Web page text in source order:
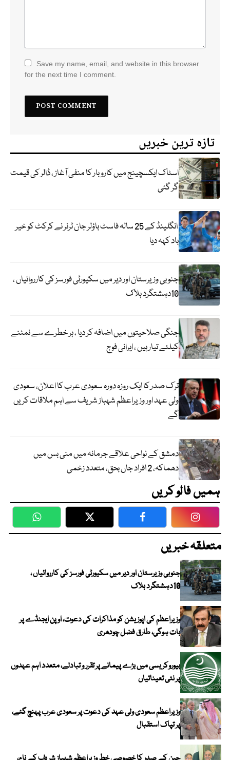
Save my name, email, and website in this browser
for the next time I comment.
تازہ ترین خبریں
اسٹاک ایکسچینج میں کاروبار کا منفی آغاز ، ڈالر کی قیمت
گر گئی
انگلینڈ کے 25 سالہ فاسٹ باؤلر جان ٹرنر نے کرکٹ کو خیر
باد کہہ دیا
جنوبی وزیرستان اور دیر میں سکیورٹی فورسز کی کارروائیاں ،
10دہشتگرد ہلاک
جنگی صلاحیتوں میں اضافہ کر دیا ، ہر خطرے سے نمٹنے
کیلئے تیار ہیں ، ایرانی فوج
ترک صدر کا ایک روزہ دورہ سعودی عرب کا اعلان، سعودی
ولی عہد اور وزیراعظم شہباز شریف سے اہم ملاقات کریں
گے
دمشق کے نواحی علاقے جرمانہ میں منی بس میں
دھماکہ، 2 افراد جاں بحق، متعدد زخمی
ہمیں فالو کریں
WhatsApp Twitter Facebook
متعلقہ خبریں
جنوبی وزیرستان اور دیر میں سکیورٹی فورسز کی کارروائیاں ،
10دہشتگرد ہلاک
وزیراعظم کی اپوزیشن کو مذاکرات کی دعوت، اوپن ایجنڈے پر
بات ہوگی، طارق فضل چودھری
بیوروکریسی میں بڑے پیمانے پر تقرر و تبادلے، متعدد اہم عہدوں
پر نئی تعیناتیاں
وزیراعظم سعودی ولی عہد کی دعوت پر سعودی عرب پہنچ گئے،
پر تپاک استقبال